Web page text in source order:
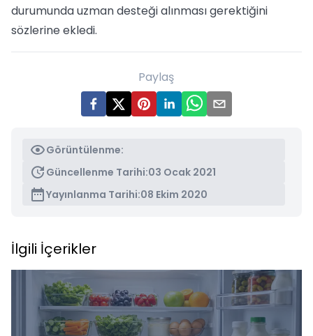
durumunda uzman desteği alınması gerektiğini
sözlerine ekledi.
Paylaş
Görüntülenme:
Güncellenme Tarihi:03 Ocak 2021
Yayınlanma Tarihi:08 Ekim 2020
İlgili İçerikler